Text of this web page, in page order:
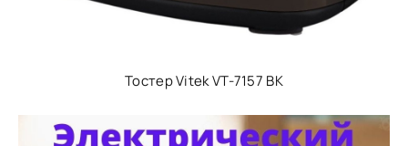
Тостер Vitek VT-7157 BK